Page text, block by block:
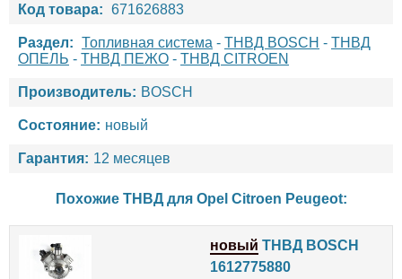
Код товара: 671626883
Раздел: Топливная система - ТНВД BOSCH - ТНВД
ОПЕЛЬ - ТНВД ПЕЖО - ТНВД CITROEN
Производитель: BOSCH
Состояние: новый
Гарантия: 12 месяцев
Похожие ТНВД для Opel Citroen Peugeot:
новый ТНВД BOSCH
1612775880